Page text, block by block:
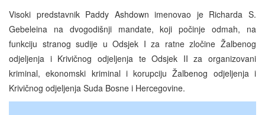
Visoki predstavnik Paddy Ashdown imenovao je Richarda S.
Gebeleina na dvogodišnji mandate, koji počinje odmah, na
funkciju stranog sudije u Odsjek I za ratne zločine Žalbenog
odjeljenja i Krivičnog odjeljenja te Odsjek II za organizovani
kriminal, ekonomski kriminal i korupciju Žalbenog odjeljenja i
Krivičnog odjeljenja Suda Bosne i Hercegovine.